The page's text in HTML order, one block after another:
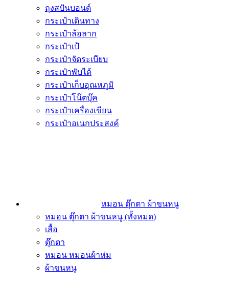
ถุงสปันบอนด์
กระเป๋าเดินทาง
กระเป๋าล้อลาก
กระเป๋าเป้
กระเป๋าจัดระเบียบ
กระเป๋าพับได้
กระเป๋าเก็บอุณหภูมิ
กระเป๋าโน๊ตบุ๊ค
กระเป๋าเครื่องเขียน
กระเป๋าอเนกประสงค์
หมอน ตุ๊กตา ผ้าขนหนู
หมอน ตุ๊กตา ผ้าขนหนู (ทั้งหมด)
เสื้อ
ตุ๊กตา
หมอน หมอนผ้าห่ม
ผ้าขนหนู